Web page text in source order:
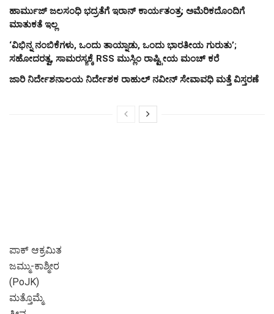
ಹಾರ್ಮುಜ್ ಜಲಸಂಧಿ ಭದ್ರತೆಗೆ ಇರಾನ್ ಕಾರ್ಯತಂತ್ರ; ಅಮೆರಿಕದೊಂದಿಗೆ
ಮಾತುಕತೆ ಇಲ್ಲ
‘ವಿಭಿನ್ನ ನಂಬಿಕೆಗಳು, ಒಂದು ತಾಯ್ನಾಡು, ಒಂದು ಭಾರತೀಯ ಗುರುತು’;
ಸಹೋದರತ್ವ, ಸಾಮರಸ್ಯಕ್ಕೆ RSS ಮುಸ್ಲಿಂ ರಾಷ್ಟ್ರೀಯ ಮಂಚ್ ಕರೆ
ಜಾರಿ ನಿರ್ದೇಶನಾಲಯ ನಿರ್ದೇಶಕ ರಾಹುಲ್ ನವೀನ್ ಸೇವಾವಧಿ ಮತ್ತೆ ವಿಸ್ತರಣೆ
ಪಾಕ್ ಆಕ್ರಮಿತ
ಜಮ್ಮು-ಕಾಶ್ಮೀರ
(PoJK)
ಮತ್ತೊಮ್ಮೆ